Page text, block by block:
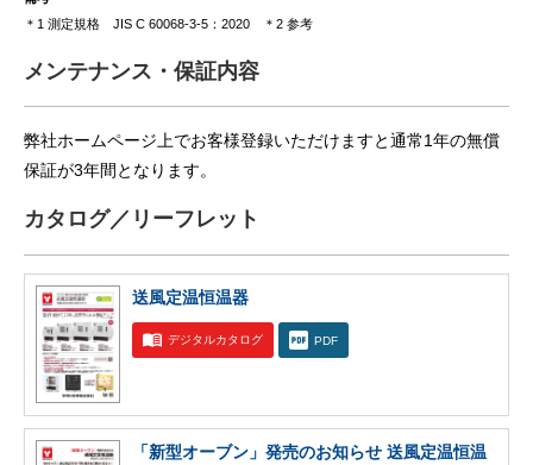
＊1 測定規格 JIS C 60068-3-5：2020 ＊2 参考
メンテナンス・保証内容
弊社ホームページ上でお客様登録いただけますと通常1年の無償
保証が3年間となります。
カタログ／リーフレット
送風定温恒温器
デジタルカタログ PDF
「新型オーブン」発売のお知らせ 送風定温恒温